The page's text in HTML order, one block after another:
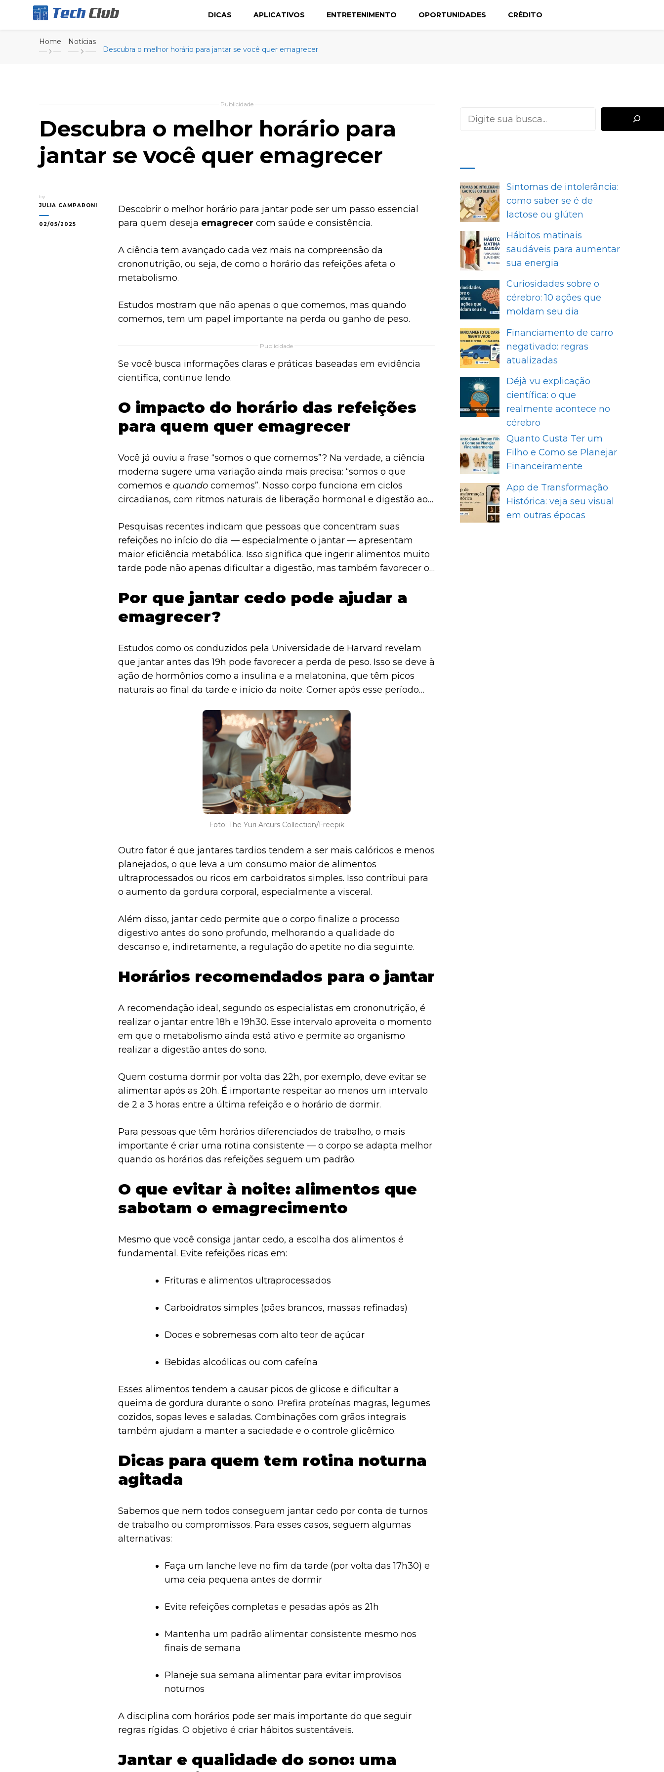
Canal Tech
DICAS APLICATIVOS ENTRETENIMENTO OPORTUNIDADES CRÉDITO
Home
Notícias
Descubra o melhor horário para jantar se você quer emagrecer
Publicidade
Descubra o melhor horário para
jantar se você quer emagrecer
by
JULIA CAMPARONI
02/05/2025
Descobrir o melhor horário para jantar pode ser um passo essencial
para quem deseja emagrecer com saúde e consistência.
A ciência tem avançado cada vez mais na compreensão da
crononutrição, ou seja, de como o horário das refeições afeta o
metabolismo.
Estudos mostram que não apenas o que comemos, mas quando
comemos, tem um papel importante na perda ou ganho de peso.
Publicidade
Se você busca informações claras e práticas baseadas em evidência
científica, continue lendo.
O impacto do horário das refeições
para quem quer emagrecer
Você já ouviu a frase “somos o que comemos”? Na verdade, a ciência
moderna sugere uma variação ainda mais precisa: “somos o que
comemos e quando comemos”. Nosso corpo funciona em ciclos
circadianos, com ritmos naturais de liberação hormonal e digestão ao
gordura e aumentar o acúmulo de calorias como reserva.
Pesquisas recentes indicam que pessoas que concentram suas
refeições no início do dia — especialmente o jantar — apresentam
maior eficiência metabólica. Isso significa que ingerir alimentos muito
tarde pode não apenas dificultar a digestão, mas também favorecer o
Por que jantar cedo pode ajudar a
emagrecer?
Estudos como os conduzidos pela Universidade de Harvard revelam
que jantar antes das 19h pode favorecer a perda de peso. Isso se deve à
ação de hormônios como a insulina e a melatonina, que têm picos
naturais ao final da tarde e início da noite. Comer após esse período
em que ele deveria estar desacelerando.
Foto: The Yuri Arcurs Collection/Freepik
Outro fator é que jantares tardios tendem a ser mais calóricos e menos
planejados, o que leva a um consumo maior de alimentos
ultraprocessados ou ricos em carboidratos simples. Isso contribui para
o aumento da gordura corporal, especialmente a visceral.
Além disso, jantar cedo permite que o corpo finalize o processo
digestivo antes do sono profundo, melhorando a qualidade do
descanso e, indiretamente, a regulação do apetite no dia seguinte.
Horários recomendados para o jantar
A recomendação ideal, segundo os especialistas em crononutrição, é
realizar o jantar entre 18h e 19h30. Esse intervalo aproveita o momento
em que o metabolismo ainda está ativo e permite ao organismo
realizar a digestão antes do sono.
Quem costuma dormir por volta das 22h, por exemplo, deve evitar se
alimentar após as 20h. É importante respeitar ao menos um intervalo
de 2 a 3 horas entre a última refeição e o horário de dormir.
Para pessoas que têm horários diferenciados de trabalho, o mais
importante é criar uma rotina consistente — o corpo se adapta melhor
quando os horários das refeições seguem um padrão.
O que evitar à noite: alimentos que
sabotam o emagrecimento
Mesmo que você consiga jantar cedo, a escolha dos alimentos é
fundamental. Evite refeições ricas em:
Frituras e alimentos ultraprocessados
Carboidratos simples (pães brancos, massas refinadas)
Doces e sobremesas com alto teor de açúcar
Bebidas alcoólicas ou com cafeína
Esses alimentos tendem a causar picos de glicose e dificultar a
queima de gordura durante o sono. Prefira proteínas magras, legumes
cozidos, sopas leves e saladas. Combinações com grãos integrais
também ajudam a manter a saciedade e o controle glicêmico.
Dicas para quem tem rotina noturna
agitada
Sabemos que nem todos conseguem jantar cedo por conta de turnos
de trabalho ou compromissos. Para esses casos, seguem algumas
alternativas:
Faça um lanche leve no fim da tarde (por volta das 17h30) e
uma ceia pequena antes de dormir
Evite refeições completas e pesadas após as 21h
Mantenha um padrão alimentar consistente mesmo nos
finais de semana
Planeje sua semana alimentar para evitar improvisos
noturnos
A disciplina com horários pode ser mais importante do que seguir
regras rígidas. O objetivo é criar hábitos sustentáveis.
Jantar e qualidade do sono: uma
Sintomas de intolerância:
como saber se é de
lactose ou glúten
Hábitos matinais
saudáveis para aumentar
sua energia
Curiosidades sobre o
cérebro: 10 ações que
moldam seu dia
Financiamento de carro
negativado: regras
atualizadas
Déjà vu explicação
científica: o que
realmente acontece no
cérebro
Quanto Custa Ter um
Filho e Como se Planejar
Financeiramente
App de Transformação
Histórica: veja seu visual
em outras épocas